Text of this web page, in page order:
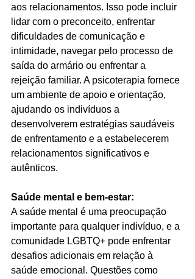
aos relacionamentos. Isso pode incluir
lidar com o preconceito, enfrentar
dificuldades de comunicação e
intimidade, navegar pelo processo de
saída do armário ou enfrentar a
rejeição familiar. A psicoterapia fornece
um ambiente de apoio e orientação,
ajudando os indivíduos a
desenvolverem estratégias saudáveis
de enfrentamento e a estabelecerem
relacionamentos significativos e
autênticos.
Saúde mental e bem-estar:
A saúde mental é uma preocupação
importante para qualquer indivíduo, e a
comunidade LGBTQ+ pode enfrentar
desafios adicionais em relação à
saúde emocional. Questões como